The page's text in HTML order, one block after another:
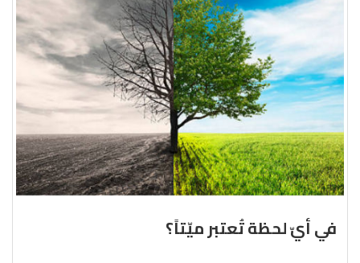
في أيّ لحظة تُعتبر ميّتاً؟